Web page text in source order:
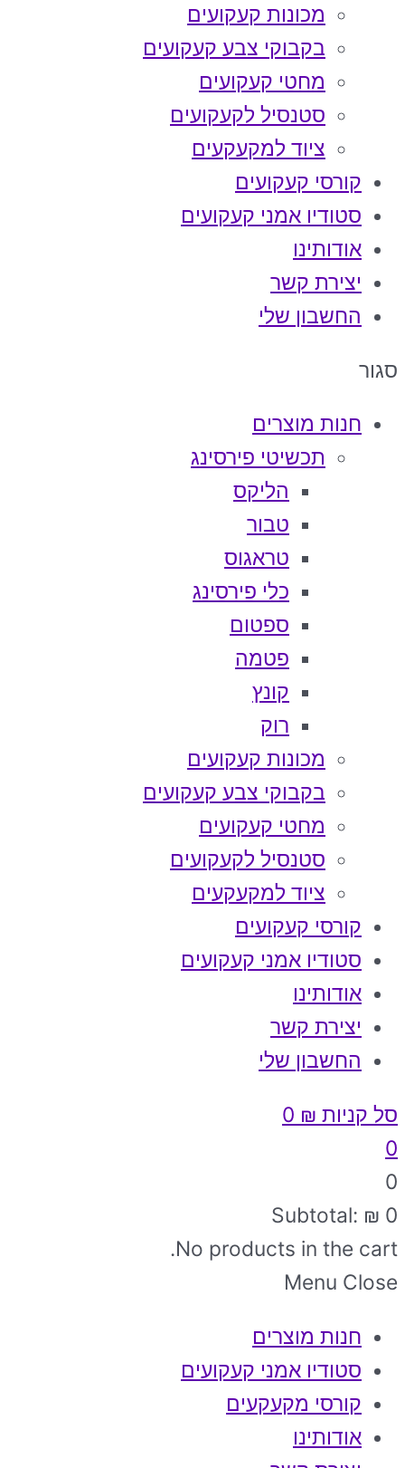
מכונות קעקועים
בקבוקי צבע קעקועים
מחטי קעקועים
סטנסיל לקעקועים
ציוד למקעקעים
קורסי קעקועים
סטודיו אמני קעקועים
אודותינו
יצירת קשר
החשבון שלי
סגור
חנות מוצרים
תכשיטי פירסינג
הליקס
טבור
טראגוס
כלי פירסינג
ספטום
פטמה
קונץ
רוק
מכונות קעקועים
בקבוקי צבע קעקועים
מחטי קעקועים
סטנסיל לקעקועים
ציוד למקעקעים
קורסי קעקועים
סטודיו אמני קעקועים
אודותינו
יצירת קשר
החשבון שלי
סל קניות ₪
0
0
Subtotal: ₪ 0
No products in the cart.
Menu Close
חנות מוצרים
סטודיו אמני קעקועים
קורסי מקעקעים
אודותינו